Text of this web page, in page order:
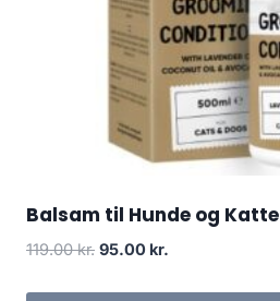
Balsam til Hunde og Katte
119.00kr. Den
95.00 kr.